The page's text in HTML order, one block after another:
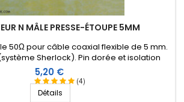
N MÂLE PRESSE-ÉTOUPE 5MM
(4)
50Ω pour câble coaxial flexible de 5 mm.
Sherlock). Pin dorée et isolation
Téflon.
Prix
5,20 €
Détails